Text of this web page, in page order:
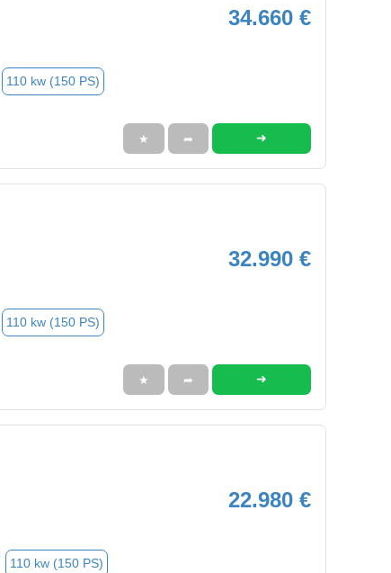
34.660 €
110 kw (150 PS)
★ ➦ ➜
32.990 €
110 kw (150 PS)
★ ➦ ➜
22.980 €
110 kw (150 PS)